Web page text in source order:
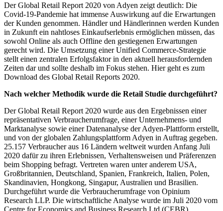
Der Global Retail Report 2020 von Adyen zeigt deutlich: Die
Covid-19-Pandemie hat immense Auswirkung auf die Erwartungen
der Kunden genommen. Händler und Händlerinnen werden Kunden
in Zukunft ein nahtloses Einkaufserlebnis ermöglichen müssen, das
sowohl Online als auch Offline den gestiegenen Erwartungen
gerecht wird. Die Umsetzung einer Unified Commerce-Strategie
stellt einen zentralen Erfolgsfaktor in den aktuell herausfordernden
Zeiten dar und sollte deshalb im Fokus stehen. Hier geht es zum
Download des Global Retail Reports 2020.
Nach welcher Methodik wurde die Retail Studie durchgeführt?
Der Global Retail Report 2020 wurde aus den Ergebnissen einer
repräsentativen Verbraucherumfrage, einer Unternehmens- und
Marktanalyse sowie einer Datenanalyse der Adyen-Plattform erstellt,
und von der globalen Zahlungsplattform Adyen in Auftrag gegeben.
25.157 Verbraucher aus 16 Ländern weltweit wurden Anfang Juli
2020 dafür zu ihren Erlebnissen, Verhaltensweisen und Präferenzen
beim Shopping befragt. Vertreten waren unter anderem USA,
Großbritannien, Deutschland, Spanien, Frankreich, Italien, Polen,
Skandinavien, Hongkong, Singapur, Australien und Brasilien.
Durchgeführt wurde die Verbraucherumfrage von Opinium
Research LLP. Die wirtschaftliche Analyse wurde im Juli 2020 vom
Centre for Economics and Business Research Ltd (CEBR)